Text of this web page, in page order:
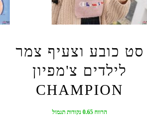
סט כובע וצעיף צמר
לילדים צ'מפיון
CHAMPION
הרווח 0.65 נקודות תגמול